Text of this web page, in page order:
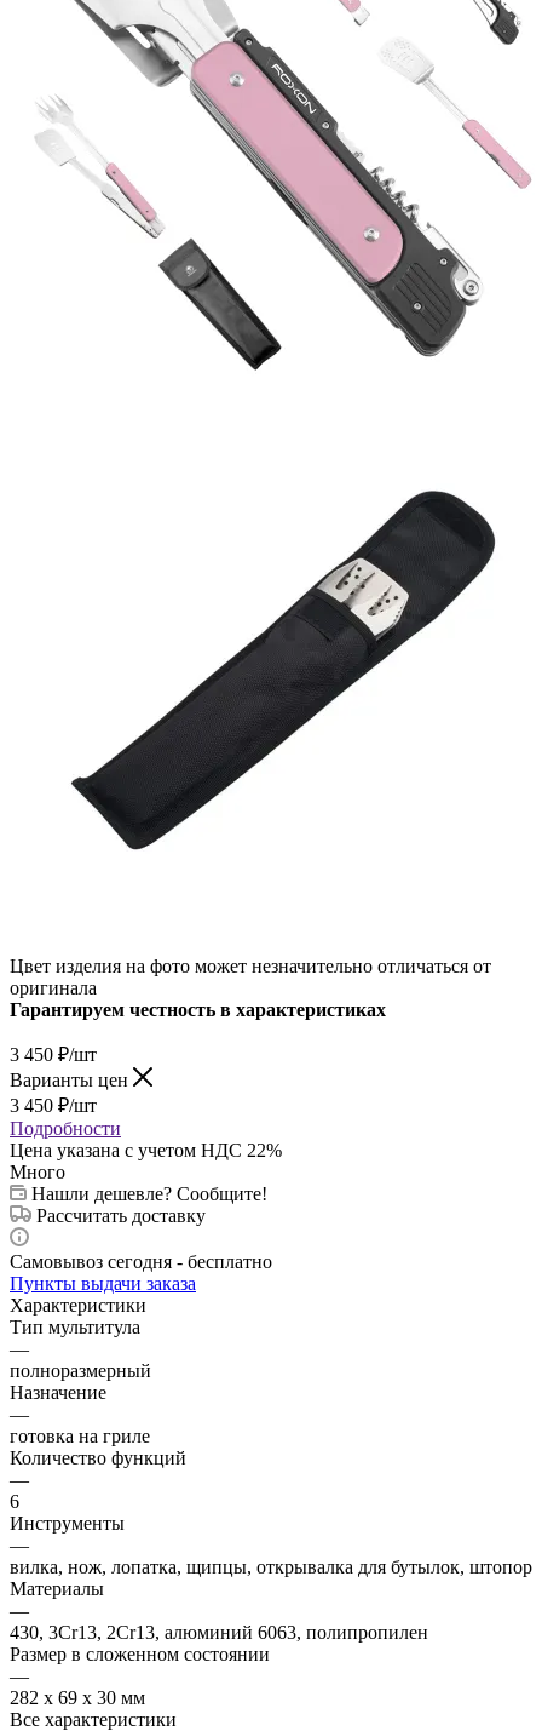
Цвет изделия на фото может незначительно отличаться от
оригинала
Гарантируем честность в характеристиках
3 450 ₽/шт
Варианты цен
3 450 ₽/шт
Подробности
Цена указана с учетом НДС 22%
Много
Нашли дешевле? Сообщите!
Рассчитать доставку
Самовывоз сегодня - бесплатно
Пункты выдачи заказа
Характеристики
Тип мультитула
—
полноразмерный
Назначение
—
готовка на гриле
Количество функций
—
6
Инструменты
—
вилка, нож, лопатка, щипцы, открывалка для бутылок, штопор
Материалы
—
430, 3Cr13, 2Cr13, алюминий 6063, полипропилен
Размер в сложенном состоянии
—
282 x 69 x 30 мм
Все характеристики